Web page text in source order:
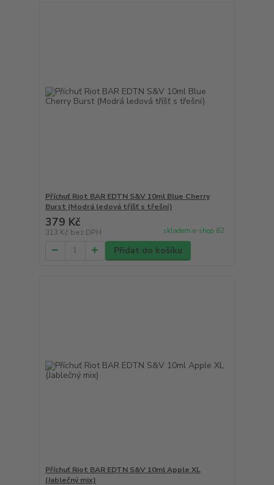
Příchuť Riot BAR EDTN S&V 10ml Blue Cherry
Burst (Modrá ledová tříšť s třešní)
379 Kč
313 Kč bez DPH skladem e-shop 82
Přidat do košíku
Příchuť Riot BAR EDTN S&V 10ml Apple XL
(Jablečný mix)